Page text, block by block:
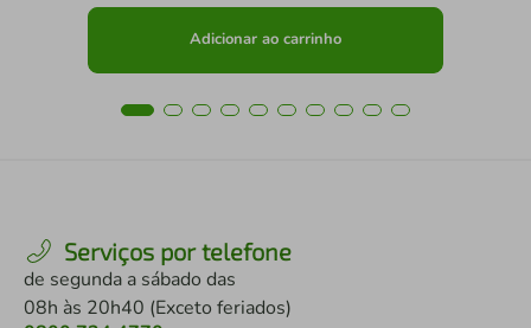
Adicionar ao carrinho
Serviços por telefone
de segunda a sábado das
08h às 20h40 (Exceto feriados)